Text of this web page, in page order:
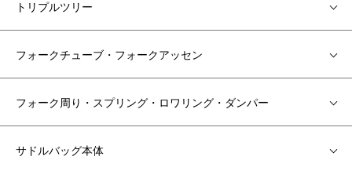
トリプルツリー
フォークチューブ・フォークアッセン
フォーク周り・スプリング・ロワリング・ダンパー
サドルバッグ本体